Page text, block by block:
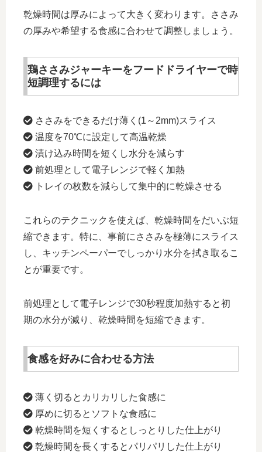
乾燥時間は厚みによって大きく変わります。ささみ
の厚みや希望する食感に合わせて調整しましょう。
鶏ささみジャーキーをフードドライヤーで時
短調理するには
ささみをできるだけ薄く(1～2mm)スライス
温度を70℃に設定して高温乾燥
漬け込み時間を短くし水分を減らす
前処理として電子レンジで軽く加熱
トレイの枚数を減らして集中的に乾燥させる
これらのテクニックを使えば、乾燥時間をだいぶ短
縮できます。特に、事前にささみを極薄にスライス
し、キッチンペーパーでしっかり水分を拭き取るこ
とが重要です。
前処理として電子レンジで30秒程度加熱すると初
期の水分が減り、乾燥時間を短縮できます。
食感を好みに合わせる方法
薄く切るとカリカリした食感に
厚めに切るとソフトな食感に
乾燥時間を短くするとしっとりした仕上がり
乾燥時間を長くするとパリパリした仕上がり